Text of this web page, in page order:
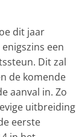
dit jaar
een
Dit zal
de komende
aanval in. Zo
uitbreiding
eerste